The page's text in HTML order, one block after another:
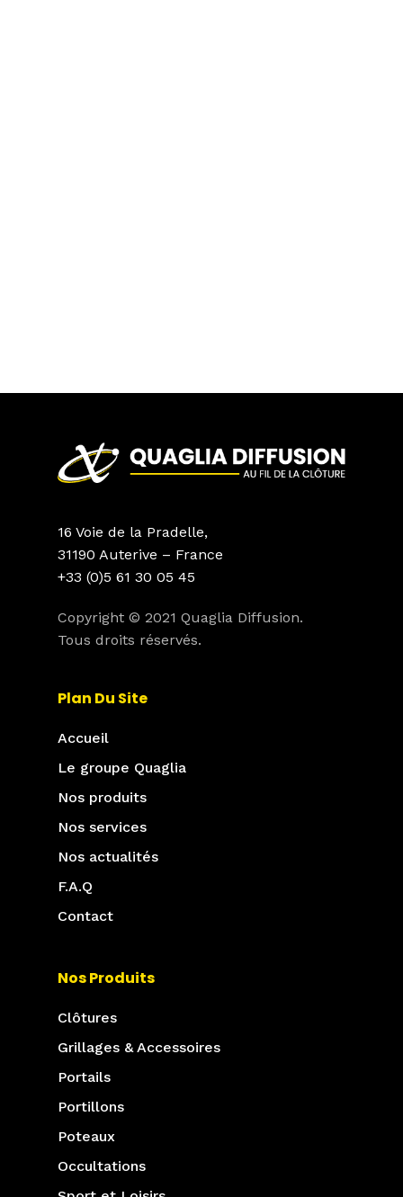
16 Voie de la Pradelle,
31190 Auterive – France
+33 (0)5 61 30 05 45
Copyright © 2021 Quaglia Diffusion.
Tous droits réservés.
Plan Du Site
Accueil
Le groupe Quaglia
Nos produits
Nos services
Nos actualités
F.A.Q
Contact
Nos Produits
Clôtures
Grillages & Accessoires
Portails
Portillons
Poteaux
Occultations